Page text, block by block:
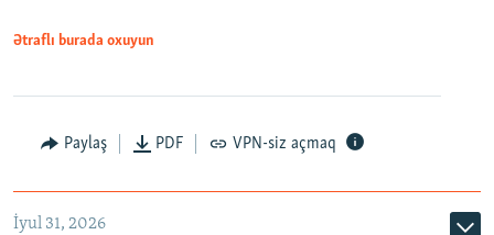
Ətraflı burada oxuyun
Paylaş PDF VPN-siz açmaq
İyul 31, 2026